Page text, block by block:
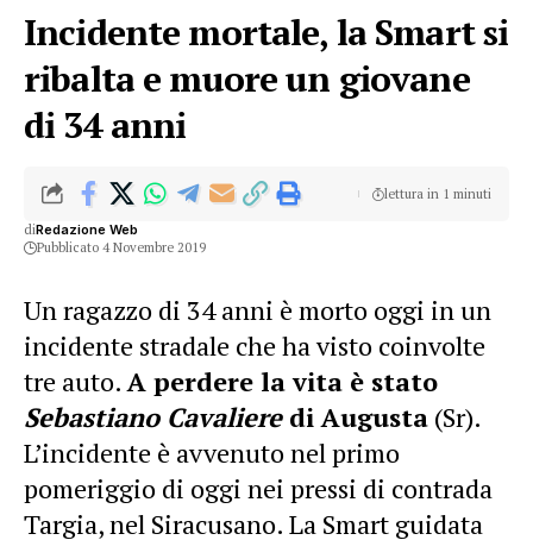
Incidente mortale, la Smart si
ribalta e muore un giovane
di 34 anni
diRedazione Web
Pubblicato 4 Novembre 2019
lettura in 1 minuti
Un ragazzo di 34 anni è morto oggi in un
incidente stradale che ha visto coinvolte
tre auto.A perdere la vita è stato
Sebastiano Cavalieredi Augusta (Sr).
L’incidente è avvenuto nel primo
pomeriggio di oggi nei pressi di contrada
Targia, nel Siracusano. La Smart guidata